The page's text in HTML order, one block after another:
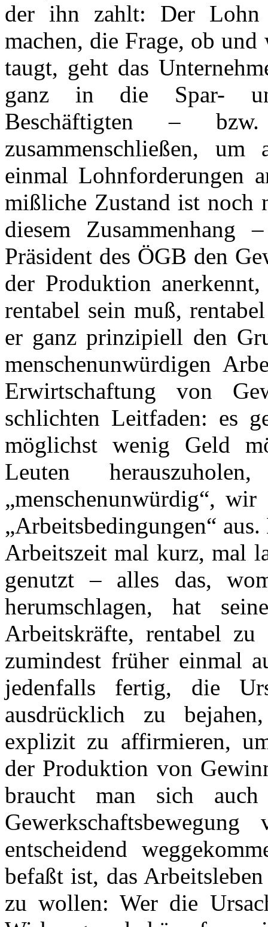
der ihn zahlt: Der Lohn
machen, die Frage, ob
taugt, geht das
ganz in die Spar-
Beschäftigten –
zusammenschließen,
einmal Lohnforderungen
mißliche Zustand ist noch
diesem
Präsident des ÖGB den
der Produktion
rentabel sein muß,
er ganz prinzipiell den
menschenunwürdigen
Erwirtschaftung von
schlichten Leitfaden: es
möglichst wenig Geld
Leuten
„menschenunwürdig“,
„Arbeitsbedingungen“
Arbeitszeit mal kurz, mal
genutzt – alles das,
herumschlagen, hat
Arbeitskräfte, rentabel zu
zumindest früher einmal
jedenfalls fertig, die
ausdrücklich zu
explizit zu affirmieren,
der Produktion von
braucht man sich
entscheidend
befaßt ist, das
zu wollen: Wer die